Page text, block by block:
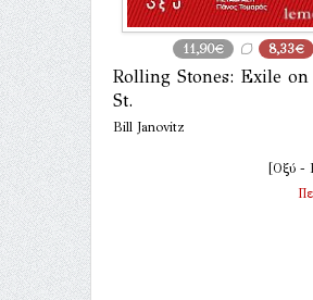
11,90€ 8,33€
Rolling Stones: Exile
St.
Bill Janovitz
[Οξύ -